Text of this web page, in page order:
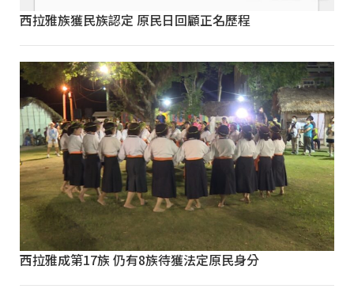
西拉雅族獲民族認定 原民日回顧正名歷程
西拉雅成第17族 仍有8族待獲法定原民身分